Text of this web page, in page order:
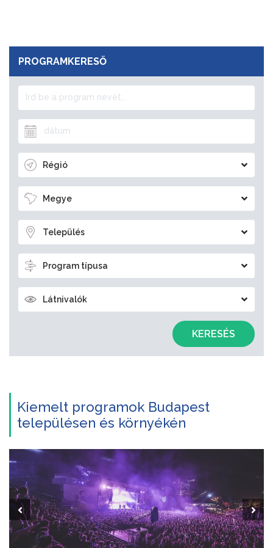
PROGRAMKERESŐ
Régió
Megye
Település
Program típusa
Látnivalók
KERESÉS
Kiemelt programok Budapest
településen és környékén